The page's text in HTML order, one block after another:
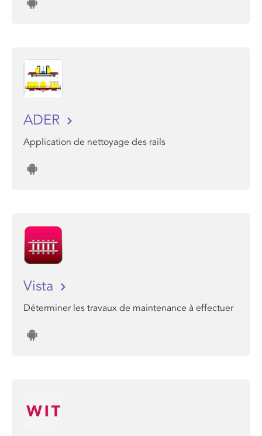
ADER
Application de nettoyage des rails
Vista
Déterminer les travaux de maintenance à effectuer